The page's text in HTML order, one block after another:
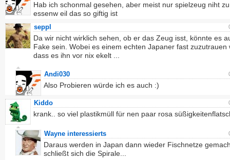
Hab ich schonmal gesehen, aber meist nur spielzeug niht
essenw eil das so giftig ist
seppl
Da wir nicht wirklich sehen, ob er das Zeug isst, könnte es
Fake sein. Wobei es einem echten Japaner fast zuzutrauen
dass es ihn vor nix ekelt ...
Andi030
Also Probieren würde ich es auch :)
Kiddo
krank.. so viel plastikmüll für nen paar rosa
Wayne interessierts
Daraus werden in Japan dann wieder Fischnetze
schließt sich die Spirale...